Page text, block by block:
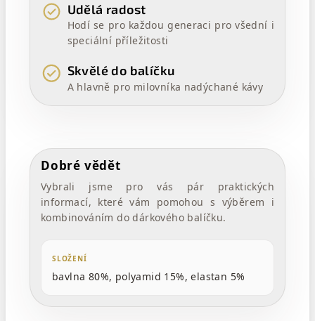
Udělá radost
Hodí se pro každou generaci pro všední i
speciální příležitosti
Skvělé do balíčku
A hlavně pro milovníka nadýchané kávy
Dobré vědět
Vybrali jsme pro vás pár praktických
informací, které vám pomohou s výběrem i
kombinováním do dárkového balíčku.
SLOŽENÍ
bavlna 80%, polyamid 15%, elastan 5%